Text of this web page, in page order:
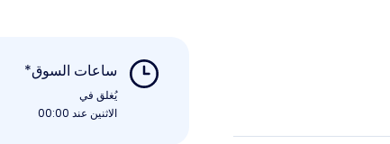
ساعات السوق*
يُغلق في
الاثنين عند 00:00